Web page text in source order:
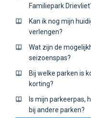
Familiepark
Kan ik nog mijn
verlengen?
Wat zijn de
seizoenspas?
Bij welke parken is
korting?
Is mijn parkeerpas,
bij andere parken?